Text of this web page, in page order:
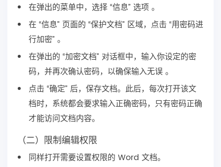
在弹出的菜单中，选择 “信息” 选项 。
在 “信息” 页面的 “保护文档” 区域，点击 “用密码进
行加密” 。
在弹出的 “加密文档” 对话框中，输入你设定的密
码，并再次确认密码，以确保输入无误 。
点击 “确定” 后，保存文档。此后，每次打开该文
档时，系统都会要求输入正确密码，只有密码正确
才能访问文档内容。
（二）限制编辑权限
同样打开需要设置权限的 Word 文档。